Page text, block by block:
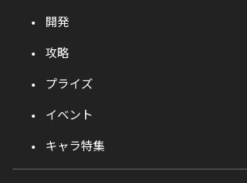
開発
攻略
プライズ
イベント
キャラ特集